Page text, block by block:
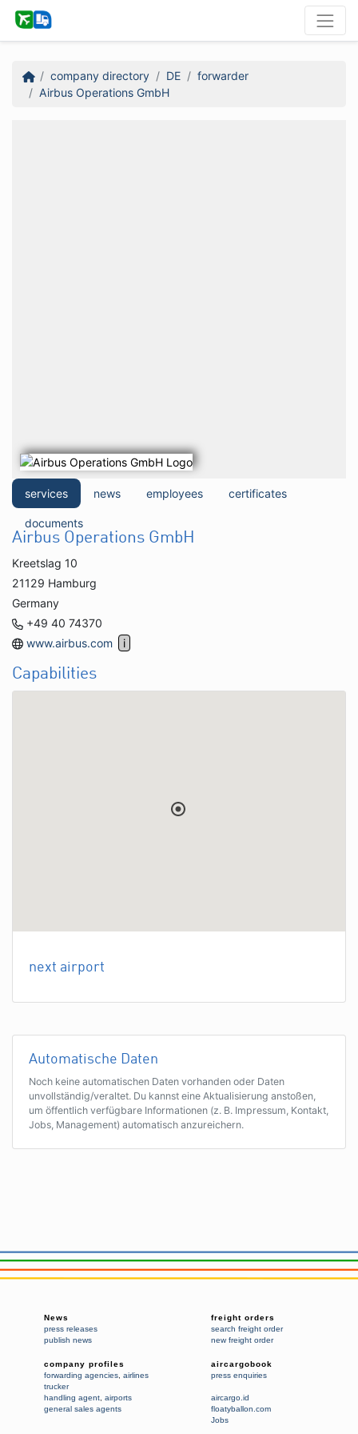
company directory DE
forwarder
Airbus Operations GmbH
services news employees certificates
documents
Airbus Operations GmbH
Kreetslag 10
21129 Hamburg
Germany
+49 40 74370
www.airbus.com
Capabilities
next airport
Automatische Daten
Noch keine automatischen Daten vorhanden oder Daten
unvollständig/veraltet. Du kannst eine Aktualisierung anstoßen,
um öffentlich verfügbare Informationen (z. B. Impressum, Kontakt,
Jobs, Management) automatisch anzureichern.
News
press releases
publish news
freight orders
search freight order
new freight order
company profiles
forwarding agencies airlines
trucker
handling agent airports
general sales agents
aircargobook
press enquiries
aircargo.id
floatyballon.com
Jobs